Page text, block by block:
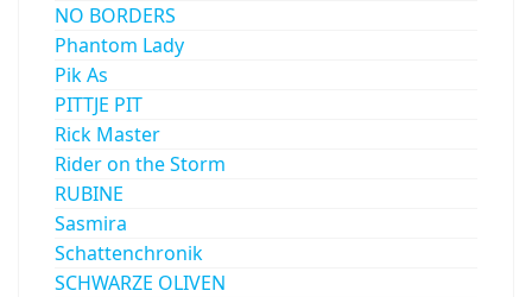
NO BORDERS
Phantom Lady
Pik As
PITTJE PIT
Rick Master
Rider on the Storm
RUBINE
Sasmira
Schattenchronik
SCHWARZE OLIVEN